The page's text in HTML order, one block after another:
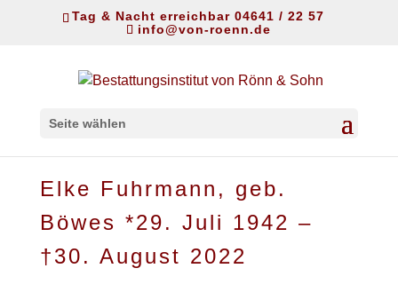
Tag & Nacht erreichbar 04641 / 22 57
info@von-roenn.de
Seite wählen
Elke Fuhrmann, geb.
Böwes *29. Juli 1942 –
†30. August 2022